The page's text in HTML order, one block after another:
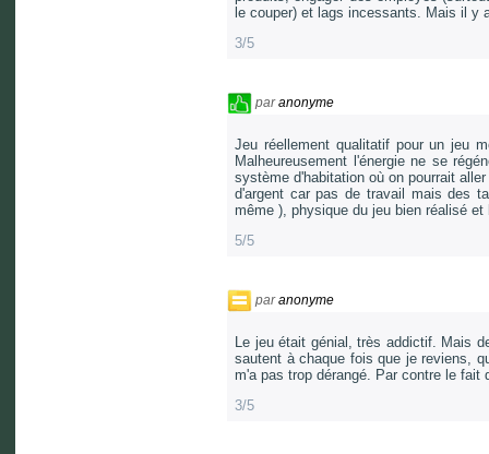
le couper) et lags incessants. Mais il y
3/5
paranonyme
Jeu réellement qualitatif pour un jeu
Malheureusement l'énergie ne se
système d'habitation où on pourrait
d'argent car pas de travail mais des
même ), physique du jeu bien réalisé
5/5
paranonyme
Le jeu était génial, très addictif. Mais
sautent à chaque fois que je reviens,
m'a pas trop dérangé. Par contre le
3/5